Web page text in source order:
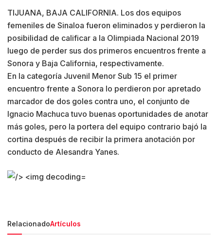
TIJUANA, BAJA CALIFORNIA. Los dos equipos
femeniles de Sinaloa fueron eliminados y perdieron la
posibilidad de calificar a la Olimpiada Nacional 2019
luego de perder sus dos primeros encuentros frente a
Sonora y Baja California, respectivamente.
En la categoría Juvenil Menor Sub 15 el primer
encuentro frente a Sonora lo perdieron por apretado
marcador de dos goles contra uno, el conjunto de
Ignacio Machuca tuvo buenas oportunidades de anotar
más goles, pero la portera del equipo contrario bajó la
cortina después de recibir la primera anotación por
conducto de Alesandra Yanes.
RelacionadoArtículos